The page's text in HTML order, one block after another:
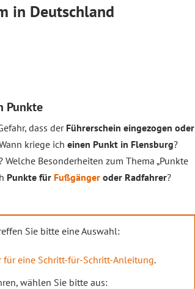
in Deutschland
Punkte
dass der Führerschein eingezogen oder
kriege ich einen Punkt in Flensburg?
Welche Besonderheiten zum Thema „Punkte
Punkte für Fußgänger oder Radfahrer?
Sie bitte eine Auswahl:
für eine Schritt-für-Schritt-Anleitung.
wählen Sie bitte aus: